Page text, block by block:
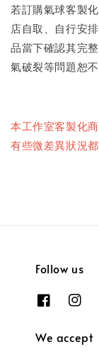
若訂購氣球客製
店自取、自行安
品當下確認其完
氣破裂等問題恕不
本工作室客製化
有些微差異狀況
Follow us
We accept